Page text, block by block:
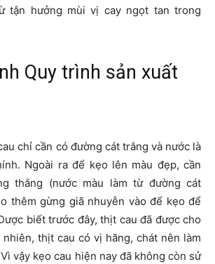
tận hưởng mùi vị cay ngọt tan trong
Quy trình sản xuất
chỉ cần có đường cát trắng và nước là
Ngoài ra để kẹo lên màu đẹp, cần
thắng (nước màu làm từ đường cát
thêm gừng giã nhuyễn vào để kẹo để
biết trước đây, thịt cau đã được cho
nhiên, thịt cau có vị hăng, chát nên làm
vậy kẹo cau hiện nay đã không còn sử